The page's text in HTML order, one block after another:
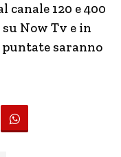
canale 120 e 400
Now Tv e in
saranno